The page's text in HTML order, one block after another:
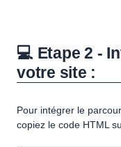
💻 Etape 2 -
votre site :
Pour intégrer le
copiez le code HTML